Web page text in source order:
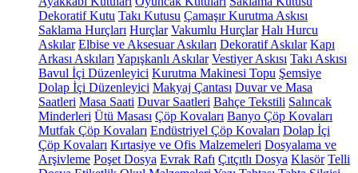
Dekoratif Kutu Takı Kutusu Çamaşır Kurutma Askısı
Saklama Hurçları Hurçlar Vakumlu Hurçlar Halı Hurcu
Askılar Elbise ve Aksesuar Askıları Dekoratif Askılar Kapı
Arkası Askıları Yapışkanlı Askılar Vestiyer Askısı Takı Askısı
Bavul İçi Düzenleyici Kurutma Makinesi Topu Şemsiye
Dolap İçi Düzenleyici Makyaj Çantası Duvar ve Masa
Saatleri Masa Saati Duvar Saatleri Bahçe Tekstili Salıncak
Minderleri Ütü Masası Çöp Kovaları Banyo Çöp Kovaları
Mutfak Çöp Kovaları Endüstriyel Çöp Kovaları Dolap İçi
Çöp Kovaları Kırtasiye ve Ofis Malzemeleri Dosyalama ve
Arşivleme Poşet Dosya Evrak Rafı Çıtçıtlı Dosya Klasör Telli